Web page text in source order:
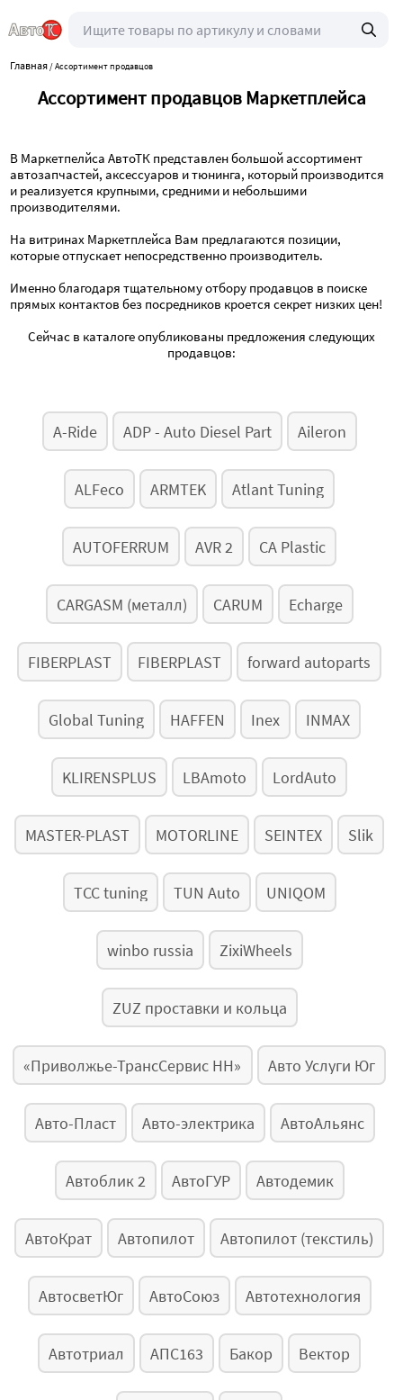
Главная/Ассортимент продавцов
Ассортимент продавцов Маркетплейса
В Маркетпелйса АвтоТК представлен большой ассортимент
автозапчастей, аксессуаров и тюнинга, который производится
и реализуется крупными, средними и небольшими
производителями.
На витринах Маркетплейса Вам предлагаются позиции,
которые отпускает непосредственно производитель.
Именно благодаря тщательному отбору продавцов в поиске
прямых контактов без посредников кроется секрет низких цен!
Сейчас в каталоге опубликованы предложения следующих
продавцов:
A-Ride ADP - Auto Diesel Part Aileron
ALFeco ARMTEK Atlant Tuning
AUTOFERRUM AVR 2 CA Plastic
CARGASM (металл) CARUM Echarge
FIBERPLAST FIBERPLAST forward autoparts
Global Tuning HAFFEN Inex INMAX
KLIRENSPLUS LBAmoto LordAuto
MASTER-PLAST MOTORLINE SEINTEX Slik
TCC tuning TUN Auto UNIQOM
winbo russia ZixiWheels
ZUZ проставки и кольца
«Приволжье-ТрансСервис НН» Авто Услуги Юг
Авто-Пласт Авто-электрика АвтоАльянс
Автоблик 2 АвтоГУР Автодемик
АвтоКрат Автопилот Автопилот (текстиль)
АвтосветЮг АвтоСоюз Автотехнология
Автотриал АПС163 Бакор Вектор